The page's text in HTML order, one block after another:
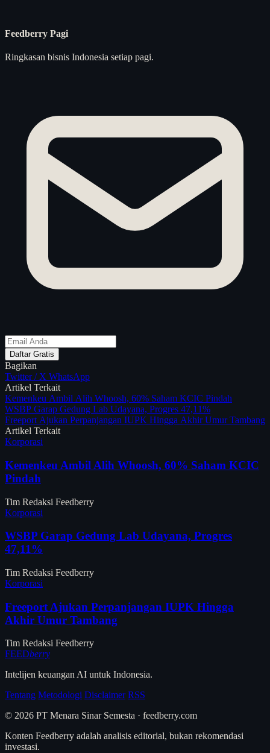
Feedberry Pagi
Ringkasan bisnis Indonesia setiap pagi.
Daftar Gratis
Bagikan
Twitter / X WhatsApp
Artikel Terkait
Kemenkeu Ambil Alih Whoosh, 60% Saham KCIC Pindah
WSBP Garap Gedung Lab Udayana, Progres 47,11%
Freeport Ajukan Perpanjangan IUPK Hingga Akhir Umur Tambang
Artikel Terkait
Korporasi
Kemenkeu Ambil Alih Whoosh, 60% Saham KCIC
Pindah
Tim Redaksi Feedberry
Korporasi
WSBP Garap Gedung Lab Udayana, Progres
47,11%
Tim Redaksi Feedberry
Korporasi
Freeport Ajukan Perpanjangan IUPK Hingga
Akhir Umur Tambang
Tim Redaksi Feedberry
FEEDberry
Intelijen keuangan AI untuk Indonesia.
Tentang Metodologi Disclaimer RSS
© 2026 PT Menara Sinar Semesta · feedberry.com
Konten Feedberry adalah analisis editorial, bukan rekomendasi
investasi.